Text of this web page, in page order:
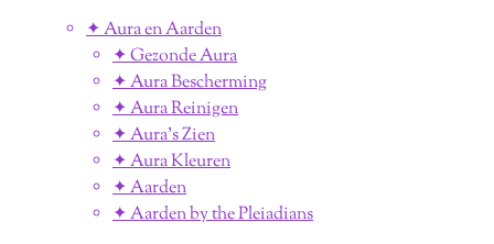
✦ Aura en Aarden
✦ Gezonde Aura
✦ Aura Bescherming
✦ Aura Reinigen
✦ Aura's Zien
✦ Aura Kleuren
✦ Aarden
✦ Aarden by the Pleiadians